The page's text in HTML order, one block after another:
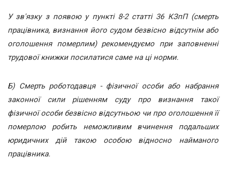
У зв'язку з появою у пункті 8-2 статті 36 КЗпП (смерть
працівника, визнання його судом безвісно відсутнім або
оголошення померлим) рекомендуємо при заповненні
трудової книжки посилатися саме на ці норми.
Б) Смерть роботодавця - фізичної особи або набрання
законної сили рішенням суду про визнання такої
фізичної особи безвісно відсутньою чи про оголошення її
померлою робить неможливим вчинення подальших
юридичних дій такою особою відносно найманого
працівника.